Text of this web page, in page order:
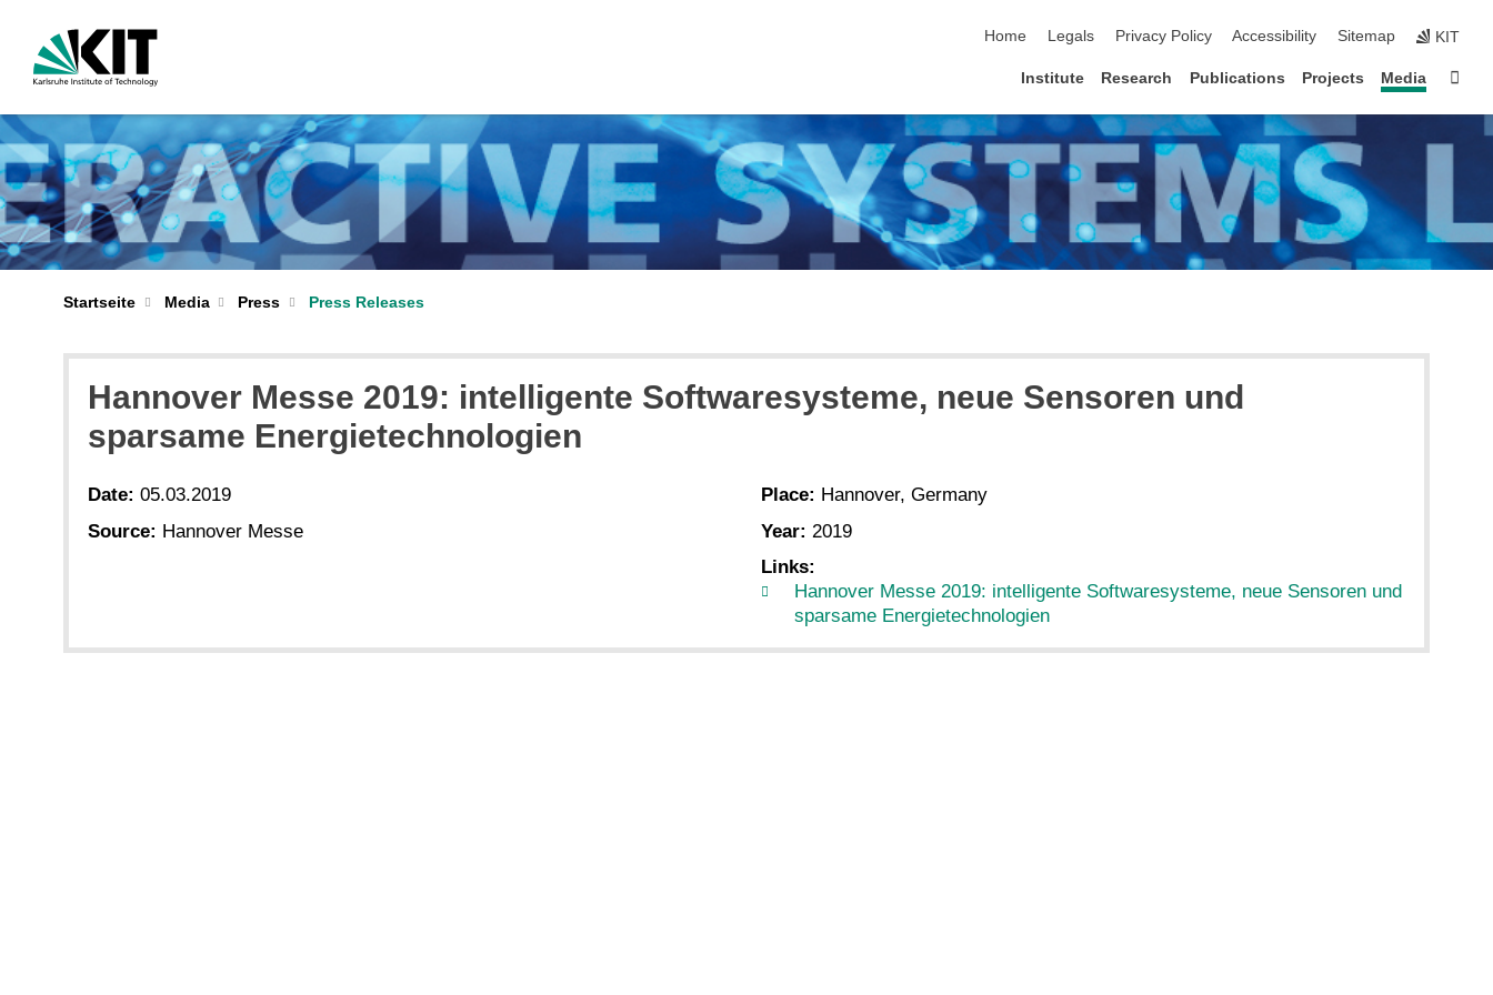
Home
Legals Privacy Policy Accessibility Sitemap KIT
Institute Research Publications Projects Media
Startseite Media Press Press Releases
Hannover Messe 2019: intelligente Softwaresysteme, neue Sensoren und
sparsame Energietechnologien
Date: 05.03.2019
Source: Hannover Messe
Place: Hannover, Germany
Year: 2019
Links:
Hannover Messe 2019: intelligente Softwaresysteme, neue Sensoren und
sparsame Energietechnologien